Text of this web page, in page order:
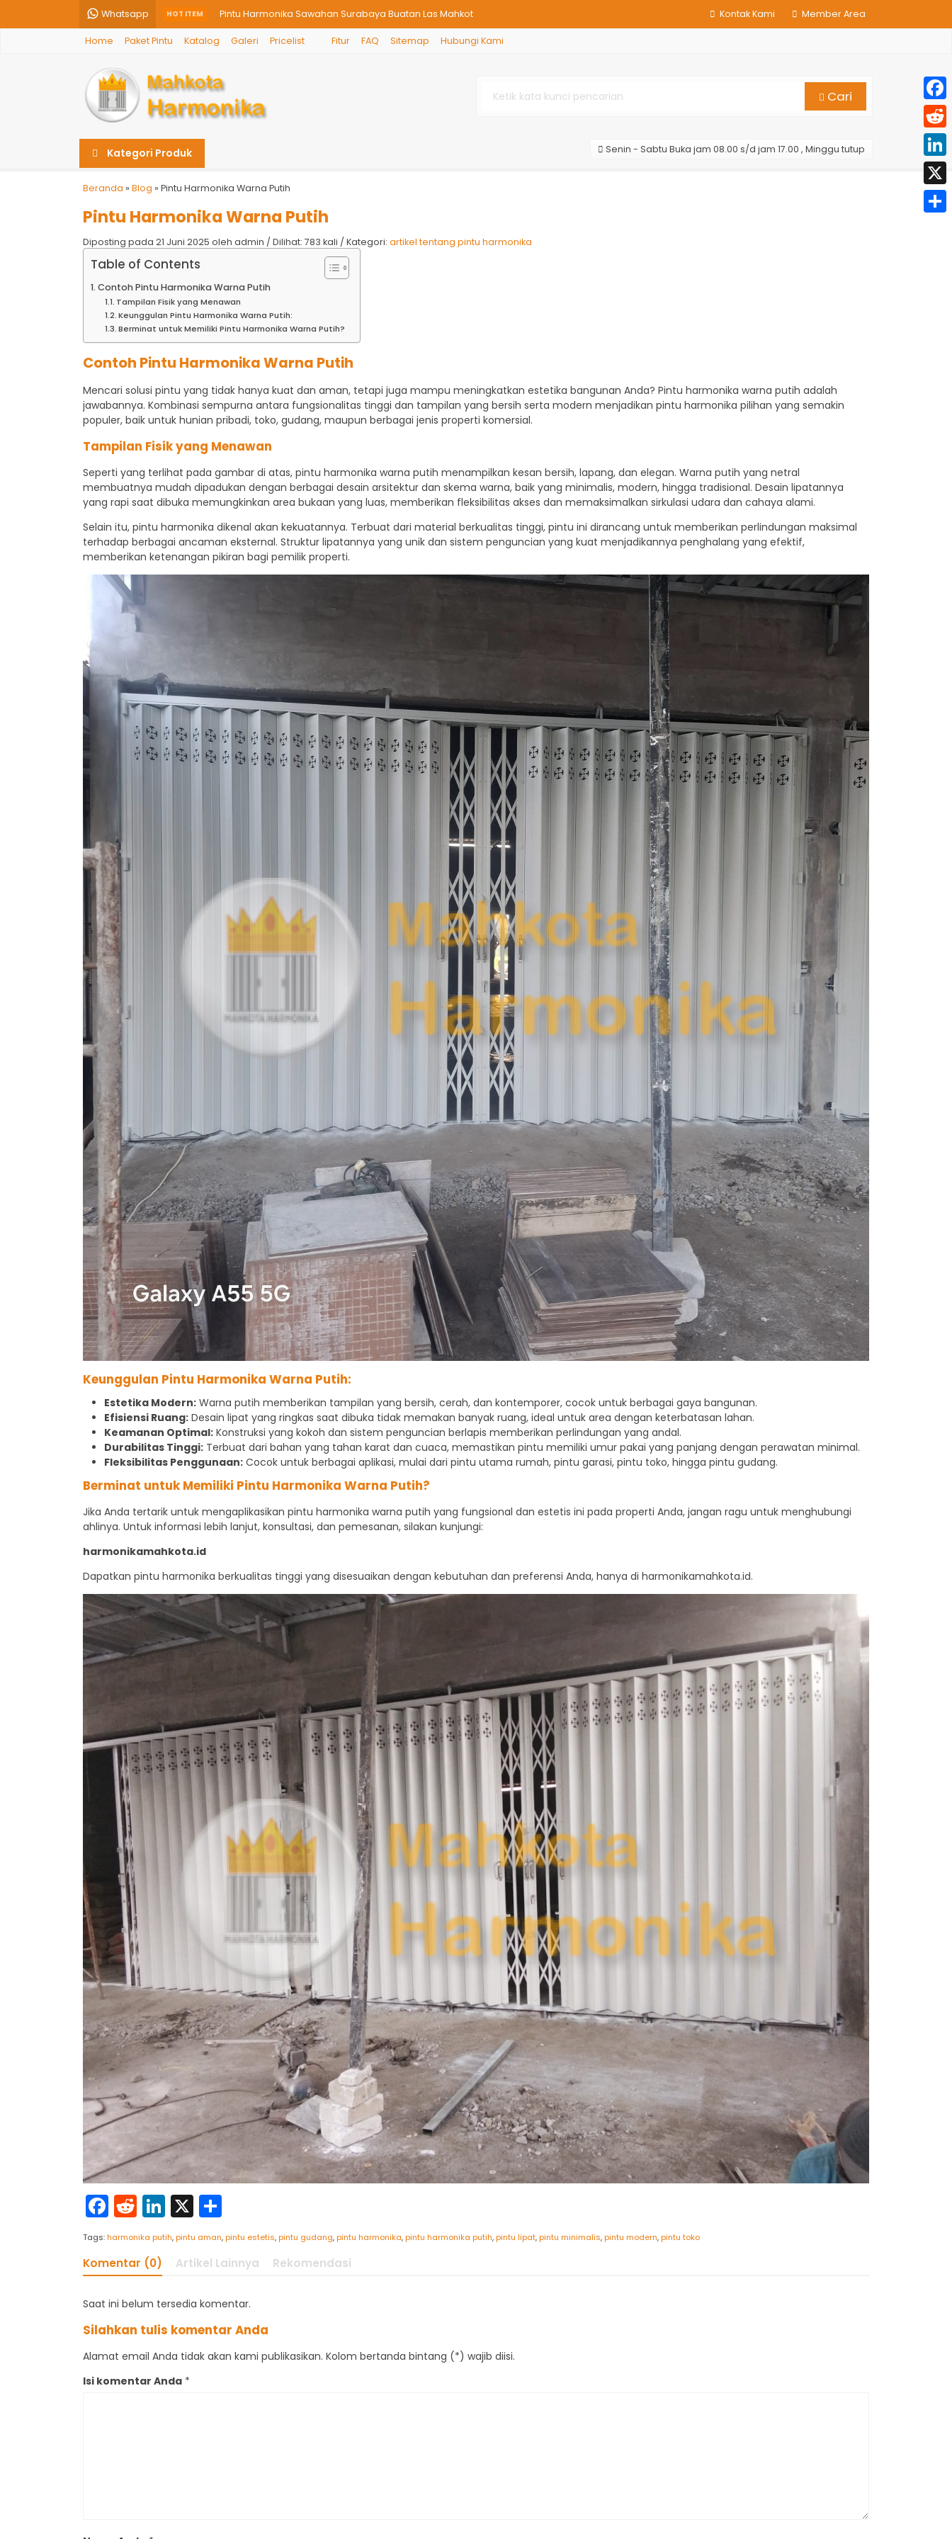
Whatsapp HOT ITEM Pintu Harmonika Sawahan Surabaya Buatan Las Mahkot
harga pintu harmonika per meter surabaya
Harga Rolling Door per Meter
Pintu Harmonika Surabaya
Harga Pintu Harmonika Surabaya
Kontak Kami Member Area
Home Paket Pintu Katalog Galeri Pricelist Fitur FAQ Sitemap Hubungi Kami
Cari
Kategori Produk Senin - Sabtu Buka jam 08.00 s/d jam 17.00 , Minggu tutup
Beranda » Blog » Pintu Harmonika Warna Putih
Pintu Harmonika Warna Putih
Diposting pada 21 Juni 2025 oleh admin / Dilihat: 783 kali / Kategori: artikel tentang pintu harmonika
Table of Contents
Contoh Pintu Harmonika Warna Putih
Tampilan Fisik yang Menawan
Keunggulan Pintu Harmonika Warna Putih:
Berminat untuk Memiliki Pintu Harmonika Warna Putih?
Contoh Pintu Harmonika Warna Putih
Mencari solusi pintu yang tidak hanya kuat dan aman, tetapi juga mampu meningkatkan estetika bangunan Anda? Pintu harmonika warna putih adalah
jawabannya. Kombinasi sempurna antara fungsionalitas tinggi dan tampilan yang bersih serta modern menjadikan pintu harmonika pilihan yang semakin
populer, baik untuk hunian pribadi, toko, gudang, maupun berbagai jenis properti komersial.
Tampilan Fisik yang Menawan
Seperti yang terlihat pada gambar di atas, pintu harmonika warna putih menampilkan kesan bersih, lapang, dan elegan. Warna putih yang netral
membuatnya mudah dipadukan dengan berbagai desain arsitektur dan skema warna, baik yang minimalis, modern, hingga tradisional. Desain lipatannya
yang rapi saat dibuka memungkinkan area bukaan yang luas, memberikan fleksibilitas akses dan memaksimalkan sirkulasi udara dan cahaya alami.
Selain itu, pintu harmonika dikenal akan kekuatannya. Terbuat dari material berkualitas tinggi, pintu ini dirancang untuk memberikan perlindungan maksimal
terhadap berbagai ancaman eksternal. Struktur lipatannya yang unik dan sistem penguncian yang kuat menjadikannya penghalang yang efektif,
memberikan ketenangan pikiran bagi pemilik properti.
Keunggulan Pintu Harmonika Warna Putih:
Estetika Modern: Warna putih memberikan tampilan yang bersih, cerah, dan kontemporer, cocok untuk berbagai gaya bangunan.
Efisiensi Ruang: Desain lipat yang ringkas saat dibuka tidak memakan banyak ruang, ideal untuk area dengan keterbatasan lahan.
Keamanan Optimal: Konstruksi yang kokoh dan sistem penguncian berlapis memberikan perlindungan yang andal.
Durabilitas Tinggi: Terbuat dari bahan yang tahan karat dan cuaca, memastikan pintu memiliki umur pakai yang panjang dengan perawatan minimal.
Fleksibilitas Penggunaan: Cocok untuk berbagai aplikasi, mulai dari pintu utama rumah, pintu garasi, pintu toko, hingga pintu gudang.
Berminat untuk Memiliki Pintu Harmonika Warna Putih?
Jika Anda tertarik untuk mengaplikasikan pintu harmonika warna putih yang fungsional dan estetis ini pada properti Anda, jangan ragu untuk menghubungi
ahlinya. Untuk informasi lebih lanjut, konsultasi, dan pemesanan, silakan kunjungi:
harmonikamahkota.id
Dapatkan pintu harmonika berkualitas tinggi yang disesuaikan dengan kebutuhan dan preferensi Anda, hanya di harmonikamahkota.id.
Facebook
Reddit
LinkedIn
X
Tags:harmonika putih,pintu aman,pintu estetis,pintu gudang,pintu harmonika,pintu harmonika putih,pintu lipat,pintu minimalis,pintu modern,pintu toko
Komentar (0) Artikel Lainnya Rekomendasi
Saat ini belum tersedia komentar.
Silahkan tulis komentar Anda
Alamat email Anda tidak akan kami publikasikan. Kolom bertanda bintang (*) wajib diisi.
Isi komentar Anda *
X